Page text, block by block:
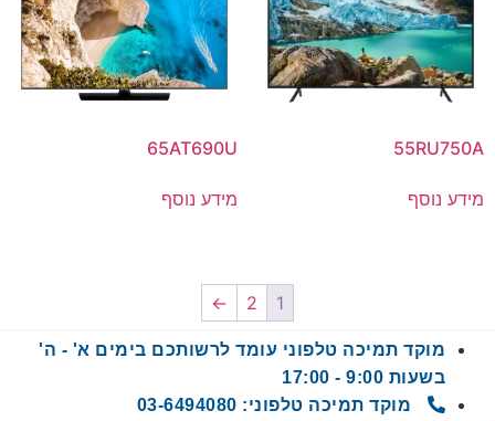
55RU750A
מידע נוסף
65AT690U
מידע נוסף
1
2
←
מוקד תמיכה טלפוני עומד לרשותכם בימים א' - ה'
בשעות 9:00 - 17:00
מוקד תמיכה טלפוני: 03-6494080